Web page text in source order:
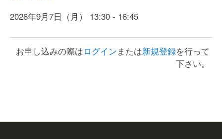
2026年9月7日（月） 13:30 - 16:45
お申し込みの際はログイン または新規登録を行って
下さい。